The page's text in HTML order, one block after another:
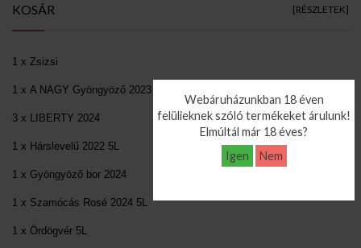
Webáruházunkban 18 éven
felülieknek szóló termékeket árulunk!
Elmúltál már 18 éves?
Igen
Nem
KOSÁR [RÉSZLETEK]
1 x Zsizsi
1 x A NAGY Gyöngyöző 2023
3 x LIBERTY 2024
1 x Hárslevelű 2022 5L
1 x Gyöngyöző bor 2024
1 x Szamócás Rosé 2024 5L
1 x Ördögvér 5L